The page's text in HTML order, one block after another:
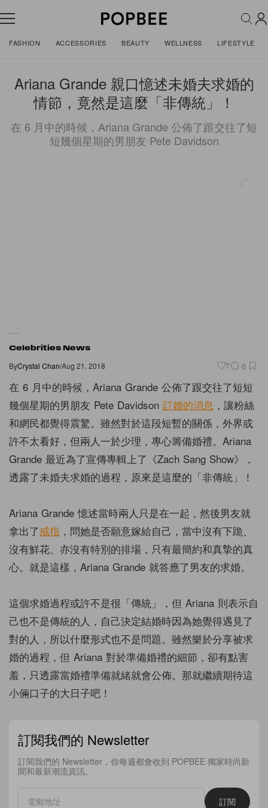
FASHION ACCESSORIES BEAUTY WELLNESS LIFESTYLE
Ariana Grande 親口憶述未婚夫求婚的
情節，竟然是這麼「非傳統」！
在 6 月中的時候，Ariana Grande 公佈了跟交往了短
短幾個星期的男朋友 Pete Davidson
Celebrities News
ByCrystal Chan/Aug 21, 2018 7 0
在 6 月中的時候，Ariana Grande 公佈了跟交往了短短
幾個星期的男朋友 Pete Davidson 訂婚的消息 ，讓粉絲
和網民都覺得震驚。雖然對於這段短暫的關係，外界或
許不太看好，但兩人一於少理，專心籌備婚禮。Ariana
Grande 最近為了宣傳專輯上了《Zach Sang Show》，
透露了未婚夫求婚的過程，原來是這麼的「非傳統」！
Ariana Grande 憶述當時兩人只是在一起，然後男友就
拿出了戒指 ，問她是否願意嫁給自己，當中沒有下跪、
沒有鮮花、亦沒有特別的排場，只有最簡約和真摯的真
心。就是這樣，Ariana Grande 就答應了男友的求婚。
這個求婚過程或許不是很「傳統」，但 Ariana 則表示自
己也不是傳統的人，自己決定結婚時因為她覺得遇見了
對的人，所以什麼形式也不是問題。雖然樂於分享被求
婚的過程，但 Ariana 對於準備婚禮的細節，卻有點害
羞，只透露當婚禮準備就緒就會公佈。那就繼續期待這
小倆口子的大日子吧！
訂閱我們的 Newsletter
訂閱我們的 Newsletter，你每週都會收到 POPBEE 獨家時尚新
聞和最新潮流資訊。
訂閱